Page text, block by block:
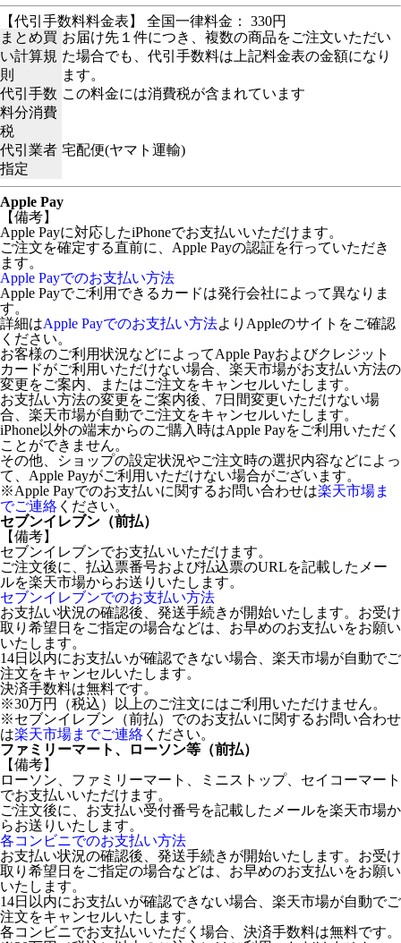
【代引手数料料金表】 全国一律料金： 330円
まとめ買
い計算規
則
お届け先１件につき、複数の商品をご注文いただい
た場合でも、代引手数料は上記料金表の金額になり
ます。
代引手数
料分消費
税
この料金には消費税が含まれています
代引業者
指定
宅配便(ヤマト運輸)
Apple Pay
【備考】
Apple Payに対応したiPhoneでお支払いいただけます。
ご注文を確定する直前に、Apple Payの認証を行っていただき
ます。
Apple Payでのお支払い方法
Apple Payでご利用できるカードは発行会社によって異なりま
す。
詳細はApple Payでのお支払い方法よりAppleのサイトをご確認
ください。
お客様のご利用状況などによってApple Payおよびクレジット
カードがご利用いただけない場合、楽天市場がお支払い方法の
変更をご案内、またはご注文をキャンセルいたします。
お支払い方法の変更をご案内後、7日間変更いただけない場
合、楽天市場が自動でご注文をキャンセルいたします。
iPhone以外の端末からのご購入時はApple Payをご利用いただく
ことができません。
その他、ショップの設定状況やご注文時の選択内容などによっ
て、Apple Payがご利用いただけない場合がございます。
※Apple Payでのお支払いに関するお問い合わせは楽天市場ま
でご連絡 ください。
セブンイレブン（前払）
【備考】
セブンイレブンでお支払いいただけます。
ご注文後に、払込票番号および払込票のURLを記載したメー
ルを楽天市場からお送りいたします。
セブンイレブンでのお支払い方法
お支払い状況の確認後、発送手続きが開始いたします。お受け
取り希望日をご指定の場合などは、お早めのお支払いをお願い
いたします。
14日以内にお支払いが確認できない場合、楽天市場が自動でご
注文をキャンセルいたします。
決済手数料は無料です。
※30万円（税込）以上のご注文にはご利用いただけません。
※セブンイレブン（前払）でのお支払いに関するお問い合わせ
は楽天市場までご連絡 ください。
ファミリーマート、ローソン等（前払）
【備考】
ローソン、ファミリーマート、ミニストップ、セイコーマート
でお支払いいただけます。
ご注文後に、お支払い受付番号を記載したメールを楽天市場か
らお送りいたします。
各コンビニでのお支払い方法
お支払い状況の確認後、発送手続きが開始いたします。お受け
取り希望日をご指定の場合などは、お早めのお支払いをお願い
いたします。
14日以内にお支払いが確認できない場合、楽天市場が自動でご
注文をキャンセルいたします。
各コンビニでお支払いいただく場合、決済手数料は無料です。